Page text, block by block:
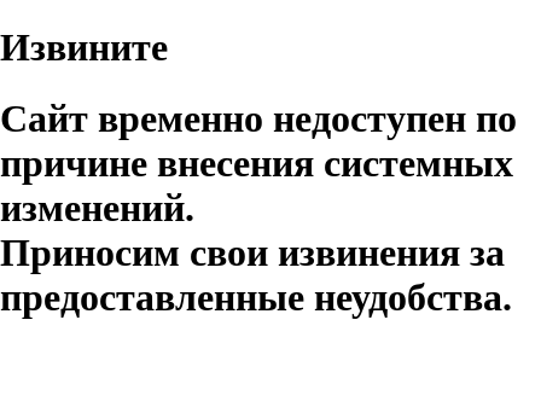
Извините
Сайт временно недоступен по
причине внесения системных
изменений.
Приносим свои извинения за
предоставленные неудобства.